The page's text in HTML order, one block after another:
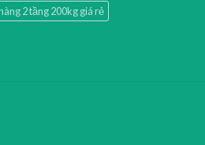
2 tầng 200kg giá rẻ